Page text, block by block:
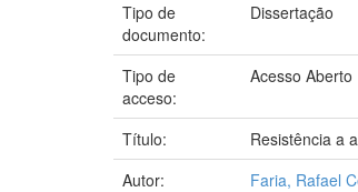
Tipo de
documento:
Dissertação
Tipo de
acceso:
Acesso Aberto
Título:
Resistência a
Autor:
Faria, Rafael